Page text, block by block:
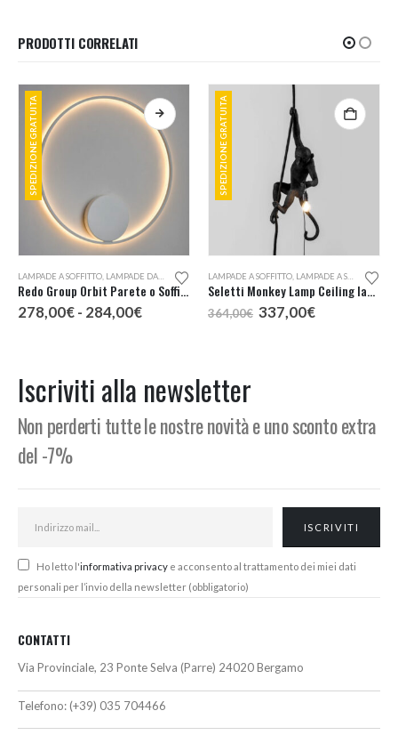
PRODOTTI CORRELATI
SPEDIZIONE GRATUITA
Questo prodotto ha più varianti. Le opzioni possono essere scelte nella pagina del prodotto
LAMPADE A SOFFITTO LAMPADE DA PARETE
Redo Group Orbit Parete o Soffitto LED 40 Indiretta
278,00€ - 284,00€Fascia
a
284,00€
SPEDIZIONE GRATUITA
LAMPADE A SOFFITTO LAMPADE A SOSPENSIONE
Seletti Monkey Lamp Ceiling lampada a sospensione da esterno
364,00€ Il
prezzo
337,00€Il
Iscriviti alla newsletter
Non perderti tutte le nostre novità e uno sconto extra
del -7%
Ho letto l'informativa privacy e acconsento al trattamento dei miei dati
personali per l’invio della newsletter (obbligatorio)
CONTATTI
Via Provinciale, 23 Ponte Selva (Parre) 24020 Bergamo
Telefono: (+39) 035 704466